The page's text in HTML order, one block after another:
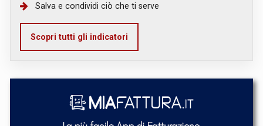
Salva e condividi ciò che ti serve
Scopri tutti gli indicatori